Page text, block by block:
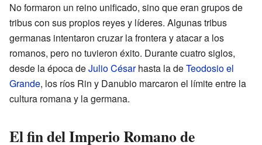
No formaron un reino unificado, sino que eran grupos de
tribus con sus propios reyes y líderes. Algunas tribus
germanas intentaron cruzar la frontera y atacar a los
romanos, pero no tuvieron éxito. Durante cuatro siglos,
desde la época deJulio Césarhasta la deTeodosio el
Grande, los ríos Rin y Danubio marcaron el límite entre la
cultura romana y la germana.
El fin del Imperio Romano de